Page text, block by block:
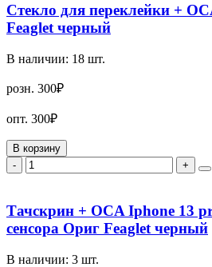
Стекло для переклейки +
Feaglet черный
В наличии: 18 шт.
розн. 300₽
опт. 300₽
В корзину
-
+
Тачскрин + OCA Iphone 13
сенсора Ориг Feaglet черный
В наличии: 3 шт.